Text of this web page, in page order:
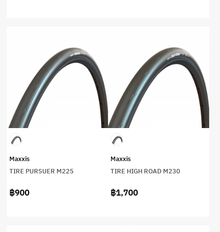
Maxxis
TIRE PURSUER M225
฿900
Maxxis
TIRE HIGH ROAD M230
฿1,700